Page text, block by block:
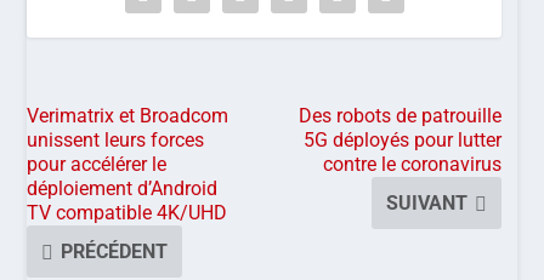
Verimatrix et Broadcom
unissent leurs forces
pour accélérer le
déploiement d’Android
TV compatible 4K/UHD
PRÉCÉDENT
Des robots de patrouille
5G déployés pour lutter
contre le coronavirus
SUIVANT